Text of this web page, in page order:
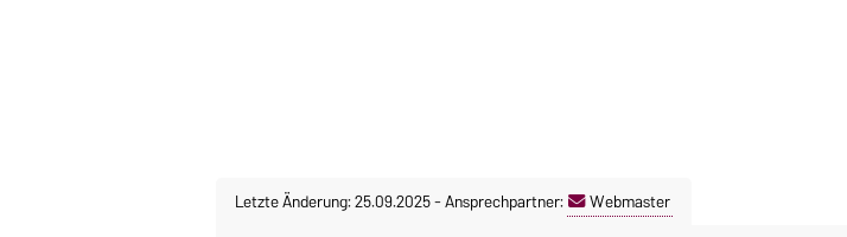
Letzte Änderung: 25.09.2025-Ansprechpartner: Webmaster